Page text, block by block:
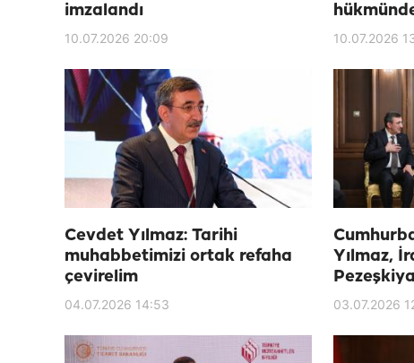
imzalandı
10.07.2026 20:09 10.07.2026
Cevdet Yılmaz: Tarihi
muhabbetimizi ortak refaha
çevirelim
04.07.2026 14:53
Yılmaz,
03.07.2026